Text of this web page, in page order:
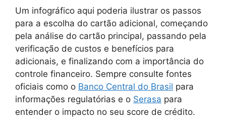
Um infográfico aqui poderia ilustrar os passos
para a escolha do cartão adicional, começando
pela análise do cartão principal, passando pela
verificação de custos e benefícios para
adicionais, e finalizando com a importância do
controle financeiro. Sempre consulte fontes
oficiais como o Banco Central do Brasil para
informações regulatórias e o Serasa para
entender o impacto no seu score de crédito.